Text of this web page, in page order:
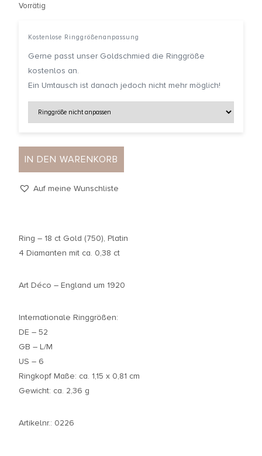
Vorrätig
Kostenlose Ringgrößenanpassung
Gerne passt unser Goldschmied die Ringgröße
kostenlos an.
Ein Umtausch ist danach jedoch nicht mehr möglich!
IN DEN WARENKORB
Auf meine Wunschliste
Ring – 18 ct Gold (750), Platin
4 Diamanten mit ca. 0,38 ct
Art Déco – England um 1920
Internationale Ringgrößen:
DE – 52
GB – L/M
US – 6
Ringkopf Maße: ca. 1,15 x 0,81 cm
Gewicht: ca. 2,36 g
Artikelnr.: 0226